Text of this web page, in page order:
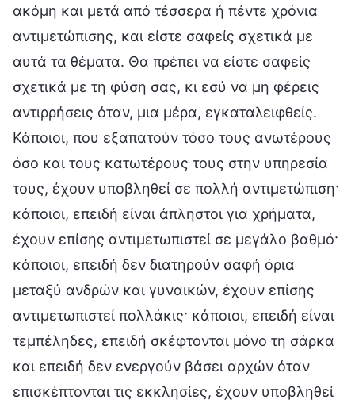
ακόμη και μετά από τέσσερα ή πέντε χρόνια
αντιμετώπισης, και είστε σαφείς σχετικά με
αυτά τα θέματα. Θα πρέπει να είστε σαφείς
σχετικά με τη φύση σας, κι εσύ να μη φέρεις
αντιρρήσεις όταν, μια μέρα, εγκαταλειφθείς.
Κάποιοι, που εξαπατούν τόσο τους ανωτέρους
όσο και τους κατωτέρους τους στην υπηρεσία
τους, έχουν υποβληθεί σε πολλή αντιμετώπιση·
κάποιοι, επειδή είναι άπληστοι για χρήματα,
έχουν επίσης αντιμετωπιστεί σε μεγάλο βαθμό·
κάποιοι, επειδή δεν διατηρούν σαφή όρια
μεταξύ ανδρών και γυναικών, έχουν επίσης
αντιμετωπιστεί πολλάκις· κάποιοι, επειδή είναι
τεμπέληδες, επειδή σκέφτονται μόνο τη σάρκα
και επειδή δεν ενεργούν βάσει αρχών όταν
επισκέπτονται τις εκκλησίες, έχουν υποβληθεί